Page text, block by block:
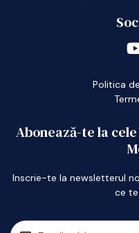
Politica
Abonează-te la
Inscrie-te la newsletterul
ce